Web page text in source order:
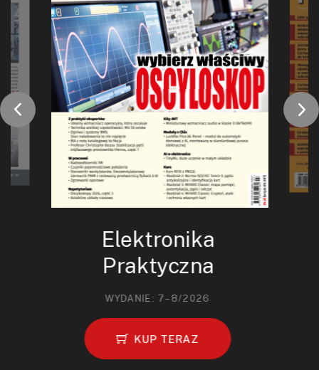
Elektronika
Praktyczna
WYDANIE: 7–8/2026
KUP TERAZ